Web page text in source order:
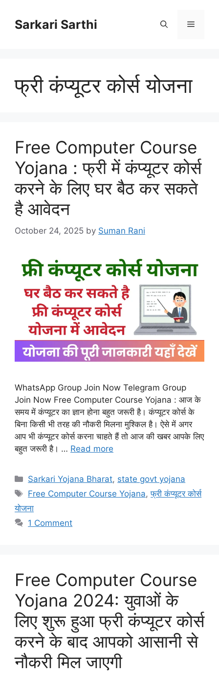
contentSarkari Sarthi Menu
फ्री कंप्यूटर कोर्स योजना
Free Computer Course
Yojana : फ्री में कंप्यूटर कोर्स
करने के लिए घर बैठ कर सकते
है आवेदन
October 24, 2025 by Suman Rani
WhatsApp Group Join Now Telegram Group
Join Now Free Computer Course Yojana : आज के
समय में कंप्यूटर का ज्ञान होना बहुत जरूरी है। कंप्यूटर कोर्स के
बिना किसी भी तरह की नौकरी मिलना मुश्किल है। ऐसे में अगर
आप भी कंप्यूटर कोर्स करना चाहते हैं तो आज की खबर आपके लिए
बहुत जरूरी है। … Read more
Categories
Sarkari Yojana Bharat, state govt yojana
Tags
Free Computer Course Yojana,फ्री कंप्यूटर कोर्स
योजना
1 Comment
Free Computer Course
Yojana 2024: युवाओं के
लिए शुरू हुआ फ्री कंप्यूटर कोर्स
करने के बाद आपको आसानी से
नौकरी मिल जाएगी